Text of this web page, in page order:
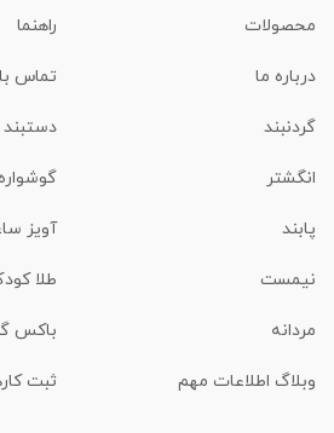
محصولات راهنما
درباره ما تماس
گردنبند دستبند
انگشتر گوشواره
پابند آویز
نیمست طلا
مردانه باکس
وبلاگ اطلاعات مهم ثبت